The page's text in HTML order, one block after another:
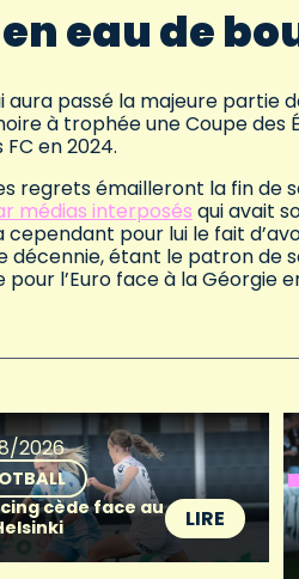
eau de
aura passé la majeure partie
à trophée une Coupe des
en 2024.
regrets émailleront la fin de
médias interposés qui avait
cependant pour lui le fait
décennie, étant le patron de
l’Euro face à la Géorgie
2026
cède face au
LIRE